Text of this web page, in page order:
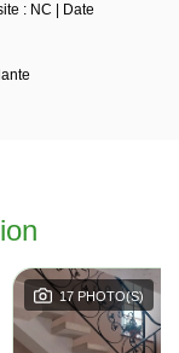
: NC | Date
17 PHOTO(S)